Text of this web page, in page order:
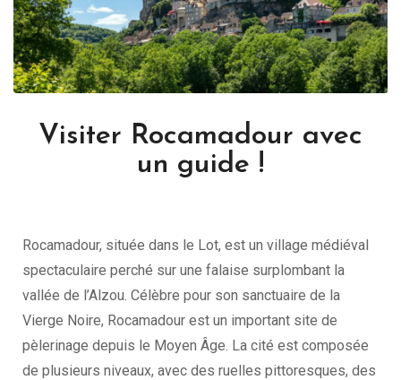
Visiter Rocamadour avec
un guide !
Rocamadour, située dans le Lot, est un village médiéval
spectaculaire perché sur une falaise surplombant la
vallée de l’Alzou. Célèbre pour son sanctuaire de la
Vierge Noire, Rocamadour est un important site de
pèlerinage depuis le Moyen Âge. La cité est composée
de plusieurs niveaux, avec des ruelles pittoresques, des